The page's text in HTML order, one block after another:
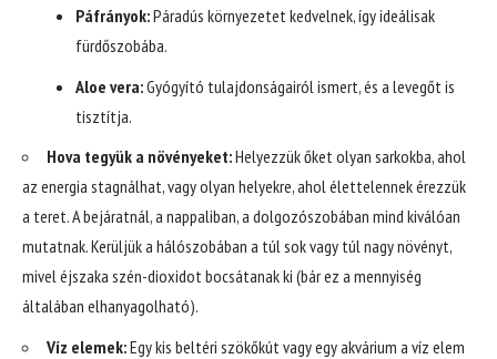
Páfrányok:Páradús környezetet kedvelnek, így ideálisak
fürdőszobába.
Aloe vera:Gyógyító tulajdonságairól ismert, és a levegőt is
tisztítja.
Hova tegyük a növényeket:Helyezzük őket olyan sarkokba, ahol
az energia stagnálhat, vagy olyan helyekre, ahol élettelennek érezzük
a teret. A bejáratnál, a nappaliban, a dolgozószobában mind kiválóan
mutatnak. Kerüljük a hálószobában a túl sok vagy túl nagy növényt,
mivel éjszaka szén-dioxidot bocsátanak ki (bár ez a mennyiség
általában elhanyagolható).
Víz elemek:Egy kis beltéri szökőkút vagy egy akvárium a víz elem